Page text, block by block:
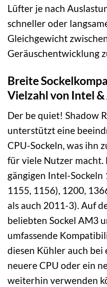
Lüfter je nach
schneller oder
Gleichgewicht
Geräuschentwicklung
Breite
Vielzahl von Intel &
Der be quiet! Shadow
unterstützt eine
CPU-Sockeln, was ihn
für viele Nutzer macht.
gängigen Intel-Sockeln
1155, 1156), 1200,
als auch 2011-3). Auf
beliebten Sockel AM3
umfassende
diesen Kühler auch bei
neuere CPU oder ein
weiterhin verwenden